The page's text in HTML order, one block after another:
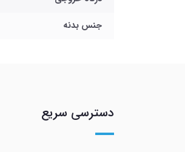
جنس بدنه
دسترسی سریع